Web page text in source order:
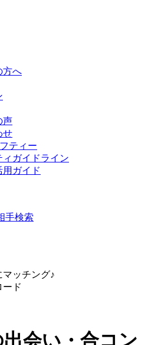
方へ
声
せ
ティー
ィガイドライン
用ガイド
手検索
ッチング♪
ード
会い・合コン